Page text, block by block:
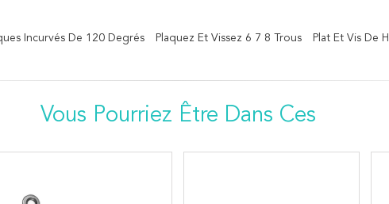
Incurvés De 120 Degrés Plaquez Et Vissez 6 7 8 Trous Plat Et Vis De
Vous Pourriez Être Dans Ces